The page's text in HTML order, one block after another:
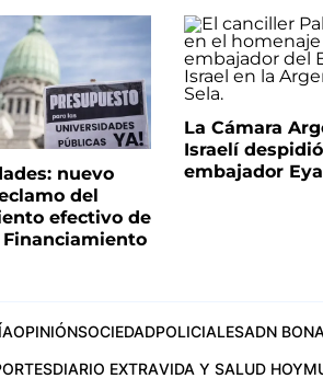
nuevo
del
efectivo de
Financiamiento
La Cámara
Israelí
embajador
OPINIÓNSOCIEDADPOLICIALESADN
DIARIO EXTRAVIDA Y SALUD HOY